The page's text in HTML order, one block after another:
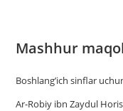
Mashhur
Boshlang’ich sinflar
Ar-Robiy ibn Zaydul